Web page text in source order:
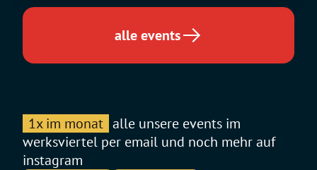
World
alle events
1x im monat alle unsere events im
werksviertel per email und noch mehr auf
instagram